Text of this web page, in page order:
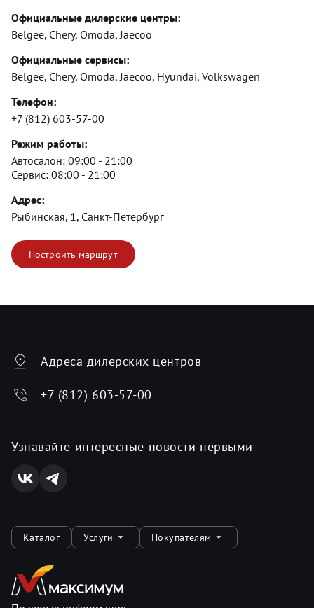
Официальные дилерские центры:
Belgee, Chery, Omoda, Jaecoo
Официальные сервисы:
Belgee, Chery, Omoda, Jaecoo, Hyundai, Volkswagen
Телефон:
+7 (812) 603-57-00
Режим работы:
Автосалон: 09:00 - 21:00
Сервис: 08:00 - 21:00
Адрес:
Рыбинская, 1, Санкт-Петербург
Построить маршрут
Адреса дилерских центров
+7 (812) 603-57-00
Узнавайте интересные новости первыми
Каталог Услуги Покупателям